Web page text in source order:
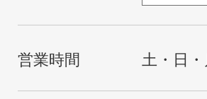
営業時間 土・日